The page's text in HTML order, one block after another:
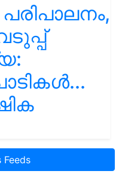
Feeds